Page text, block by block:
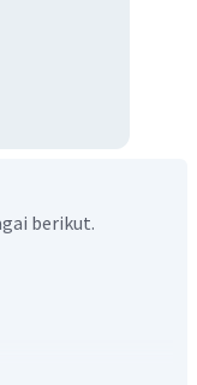
berikut.